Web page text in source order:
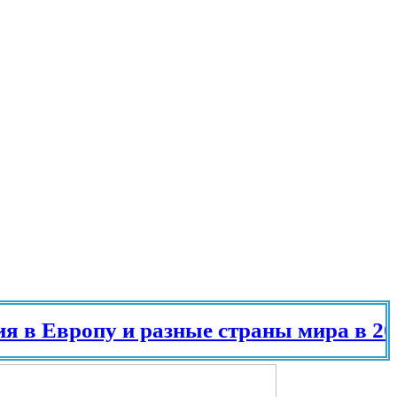
Европу и разные страны мира в 2025